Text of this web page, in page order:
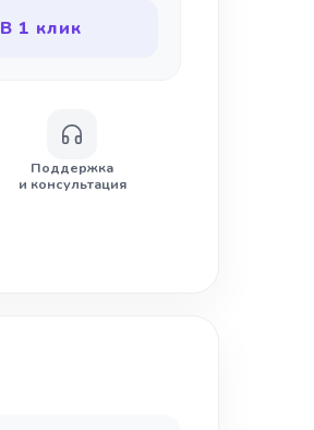
В 1 клик
Поддержка
и консультация